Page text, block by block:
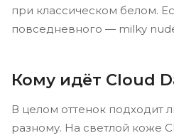
при классическом белом.
повседневного — milky
Кому идёт Cloud
В целом оттенок подходит
разному. На светлой коже